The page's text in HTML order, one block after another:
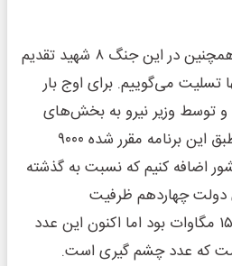
رجبی مشهدی ادامه داد: همچنین در این جنگ ۸ شهید تقدیم
تسلیت می‌گوییم. برای اوج بار
و توسط وزیر نیرو به بخش‌های
مختلف ابلاغ شده است. طبق این برنامه مقرر شده ۹۰۰۰
اضافه کنیم که نسبت به گذشته
دولت چهاردهم ظرفیت
نیروگاه‌های تجدیدپذیر ۱۵۰۰ مگاوات بود اما اکنون این عدد